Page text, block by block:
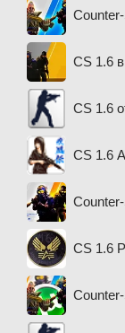
CS 1.6
CS 1.6
CS 1.6
CS 1.6